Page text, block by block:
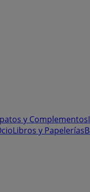
y Complementos
Libros y Papelerías